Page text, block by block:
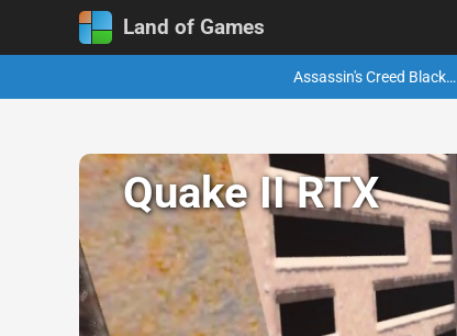
Land of Games
Assassin's Creed Black…
Quake II RTX